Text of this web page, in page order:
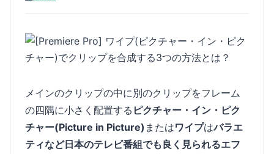
メインのクリップの中に別のクリップをフレーム
の四隅に小さく配置する ピクチャー・イン・ピク
チャー(Picture in Picture) またはワイプはバラエ
ティなど日本のテレビ番組でも良く見られるエフ